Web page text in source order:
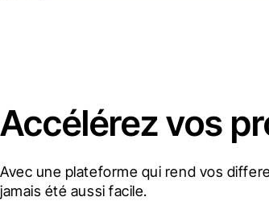
Accélérez vos
Avec une plateforme qui rend vos
jamais été aussi facile.